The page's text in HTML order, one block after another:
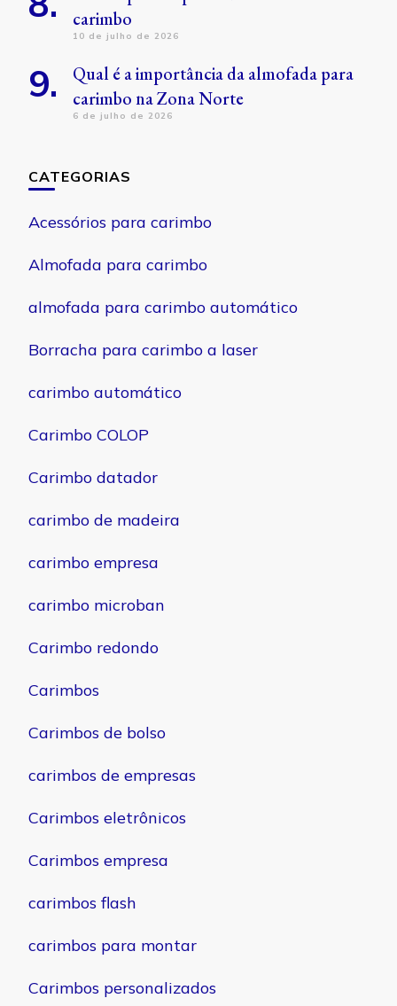
carimbo
10 de julho de 2026
Qual é a importância da almofada para
carimbo na Zona Norte
6 de julho de 2026
CATEGORIAS
Acessórios para carimbo
Almofada para carimbo
almofada para carimbo automático
Borracha para carimbo a laser
carimbo automático
Carimbo COLOP
Carimbo datador
carimbo de madeira
carimbo empresa
carimbo microban
Carimbo redondo
Carimbos
Carimbos de bolso
carimbos de empresas
Carimbos eletrônicos
Carimbos empresa
carimbos flash
carimbos para montar
Carimbos personalizados